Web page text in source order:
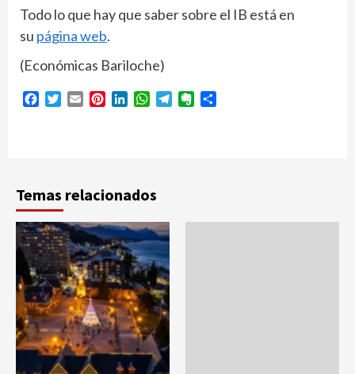
Todo lo que hay que saber sobre el IB está en
su página web.
(Económicas Bariloche)
Facebook
Twitter
Email PinterestLinkedInWhatsApp
TelegramEvernote
Temas relacionados